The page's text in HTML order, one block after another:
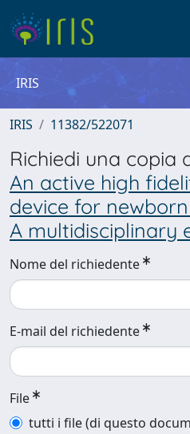
IRIS
IRIS 11382/522071
Richiedi una copia
An active high
device for
A multidisciplinary
Nome del richiedente
E-mail del richiedente
File
tutti i file (di questo